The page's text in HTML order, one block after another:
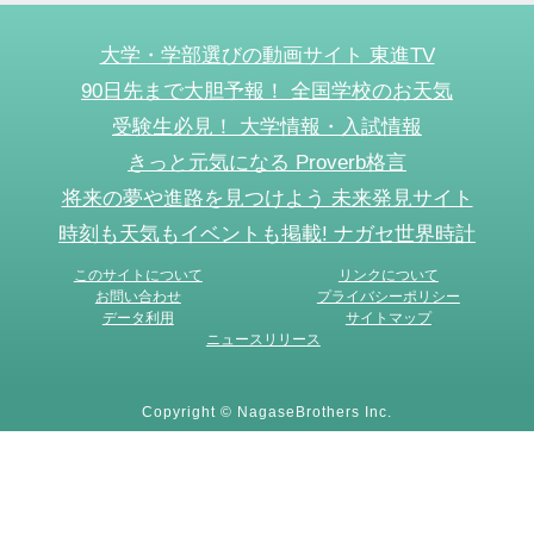
大学・学部選びの動画サイト 東進TV
90日先まで大胆予報！ 全国学校のお天気
受験生必見！ 大学情報・入試情報
きっと元気になる Proverb格言
将来の夢や進路を見つけよう 未来発見サイト
時刻も天気もイベントも掲載! ナガセ世界時計
このサイトについて
リンクについて
お問い合わせ
プライバシーポリシー
データ利用
サイトマップ
ニュースリリース
Copyright © NagaseBrothers Inc.